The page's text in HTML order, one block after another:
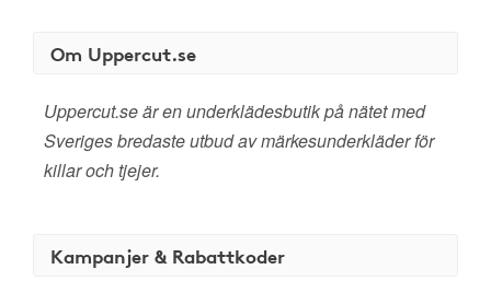
Om Uppercut.se
Uppercut.se är en underklädesbutik på nätet med
Sveriges bredaste utbud av märkesunderkläder för
killar och tjejer.
Kampanjer & Rabattkoder